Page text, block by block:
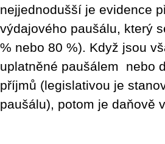
nejjednodušší je evidence
výdajového paušálu, který
% nebo 80 %). Když jsou
uplatněné paušálem nebo
příjmů (legislativou je
paušálu), potom je daňově